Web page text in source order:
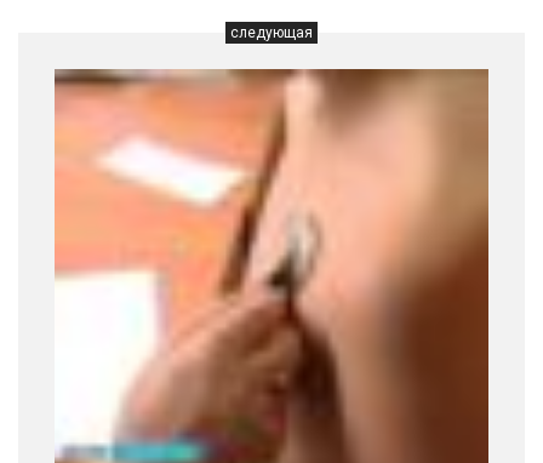
следующая